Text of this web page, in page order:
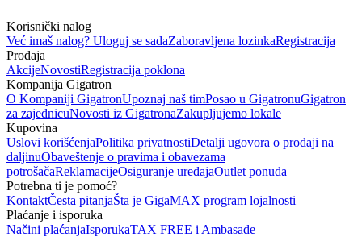
Korisnički nalog
Već imaš nalog? Uloguj se sadaZaboravljena lozinkaRegistracija
Prodaja
AkcijeNovostiRegistracija poklona
Kompanija Gigatron
O Kompaniji GigatronUpoznaj naš timPosao u GigatronuGigatron
za zajednicuNovosti iz GigatronaZakupljujemo lokale
Kupovina
Uslovi korišćenjaPolitika privatnostiDetalji ugovora o prodaji na
daljinuObaveštenje o pravima i obavezama
potrošačaReklamacijeOsiguranje uređajaOutlet ponuda
Potrebna ti je pomoć?
KontaktČesta pitanjaŠta je GigaMAX program lojalnosti
Plaćanje i isporuka
Načini plaćanjaIsporukaTAX FREE i Ambasade